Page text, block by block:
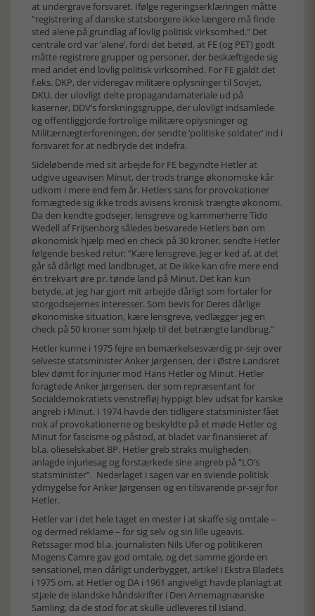
at undergrave forsvaret. Ifølge regeringserklæringen måtte
“registrering af danske statsborgere ikke længere må finde
sted alene på grundlag af lovlig politisk virksomhed.” Det
centrale ord var ’alene’, fordi det betød, at FE (og PET) godt
måtte registrere grupper og personer, der beskæftigede sig
med andet end lovlig politisk virksomhed. For FE gjaldt det
f.eks. DKP, der videregav militære oplysninger til Sovjet,
DKU, der ulovligt delte propagandamateriale ud på
kaserner, DDV’s forskningsgruppe, der ulovligt indsamlede
og offentliggjorde fortrolige militære oplysninger og
Militærnægterforeningen, der sendte ’politiske soldater’ ind i
forsvaret for at nedbryde det indefra.
Sideløbende med sit arbejde for FE begyndte Hetler at
udgive ugeavisen Minut, der trods trange økonomiske kår
udkom i mere end fem år. Hetlers sans for provokationer
fornægtede sig ikke trods avisens kronisk trængte økonomi.
Da den kendte godsejer, lensgreve og kammerherre Tido
Wedell af Frijsenborg således besvarede Hetlers bøn om
økonomisk hjælp med en check på 30 kroner, sendte Hetler
følgende besked retur: ”Kære lensgreve. Jeg er ked af, at det
går så dårligt med landbruget, at De ikke kan ofre mere end
én trekvart øre pr. tønde land på Minut. Det kan kun
betyde, at jeg har gjort mit arbejde dårligt som fortaler for
storgodsejernes interesser. Som bevis for Deres dårlige
økonomiske situation, kære lensgreve, vedlægger jeg en
check på 50 kroner som hjælp til det betrængte landbrug.”
Hetler kunne i 1975 fejre en bemærkelsesværdig pr-sejr over
selveste statsminister Anker Jørgensen, der i Østre Landsret
blev dømt for injurier mod Hans Hetler og Minut. Hetler
foragtede Anker Jørgensen, der som repræsentant for
Socialdemokratiets venstrefløj hyppigt blev udsat for karske
angreb i Minut. I 1974 havde den tidligere statsminister fået
nok af provokationerne og beskyldte på et møde Hetler og
Minut for fascisme og påstod, at bladet var finansieret af
bl.a. olieselskabet BP. Hetler greb straks muligheden,
anlagde injuriesag og forstærkede sine angreb på ”LO’s
statsminister”. Nederlaget i sagen var en sviende politisk
ydmygelse for Anker Jørgensen og en tilsvarende pr-sejr for
Hetler.
Hetler var i det hele taget en mester i at skaffe sig omtale –
og dermed reklame – for sig selv og sin lille ugeavis.
Retssager mod bl.a. journalisten Nils Ufer og politikeren
Mogens Camre gav god omtale, og det samme gjorde en
sensationel, men dårligt underbygget, artikel i Ekstra Bladets
i 1975 om, at Hetler og DA i 1961 angiveligt havde planlagt at
stjæle de islandske håndskrifter i Den Arnemagnæanske
Samling, da de stod for at skulle udleveres til Island.